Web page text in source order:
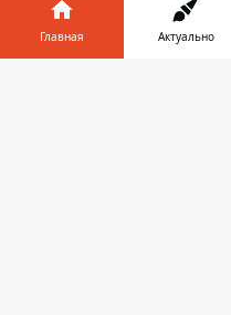
Вывозили
патрульные
грузовики из
Главная Актуально